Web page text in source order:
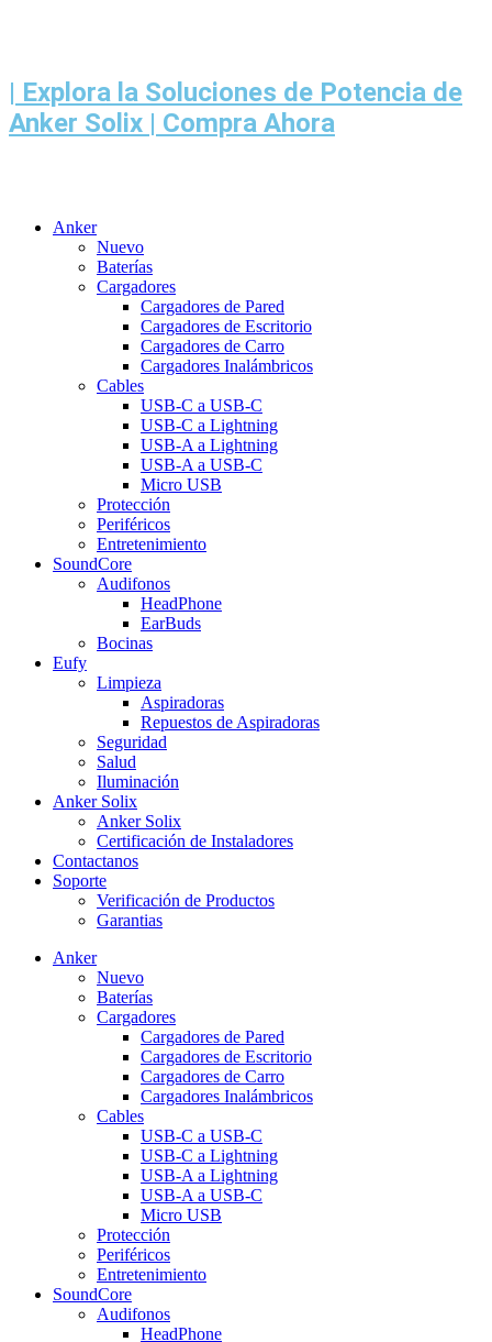
| Explora la Soluciones de Potencia de
Anker Solix | Compra Ahora
Anker
Nuevo
Baterías
Cargadores
Cargadores de Pared
Cargadores de Escritorio
Cargadores de Carro
Cargadores Inalámbricos
Cables
USB-C a USB-C
USB-C a Lightning
USB-A a Lightning
USB-A a USB-C
Micro USB
Protección
Periféricos
Entretenimiento
SoundCore
Audifonos
HeadPhone
EarBuds
Bocinas
Eufy
Limpieza
Aspiradoras
Repuestos de Aspiradoras
Seguridad
Salud
Iluminación
Anker Solix
Anker Solix
Certificación de Instaladores
Contactanos
Soporte
Verificación de Productos
Garantias
Anker
Nuevo
Baterías
Cargadores
Cargadores de Pared
Cargadores de Escritorio
Cargadores de Carro
Cargadores Inalámbricos
Cables
USB-C a USB-C
USB-C a Lightning
USB-A a Lightning
USB-A a USB-C
Micro USB
Protección
Periféricos
Entretenimiento
SoundCore
Audifonos
HeadPhone